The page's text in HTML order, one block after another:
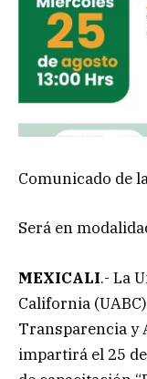
Comunicado de
Será en
MEXICALI.- La
California
Transparencia y
impartirá el 25